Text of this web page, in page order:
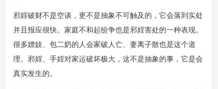
邪婬破财不是空谈，更不是抽象不可触及的，它会落到实处
并且报应很快。家庭不和起纷争也是邪婬害处的一种表现。
很多嫖妓、包二奶的人会家破人亡、妻离子散也是这个道
理。邪婬、手婬对家运破坏极大，这不是抽象的事，它是会
真实发生的。